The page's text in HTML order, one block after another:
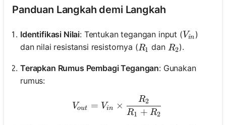
Panduan Langkah demi Langkah
Identifikasi Nilai: Tentukan tegangan input (V_{in}
Vin )
dan nilai resistansi resistornya (R_1
R1 dan R_2
R2).
Terapkan Rumus Pembagi Tegangan: Gunakan
rumus:
V_{out} = V_{in}
Vout = Vin ×
R1 + R2
R2